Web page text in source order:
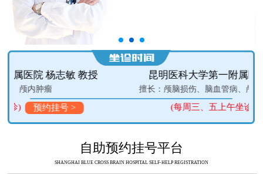
昆明医科大学第一附属医院 李向新 主任医师
擅长：颅脑损伤、脑血管病、颅内肿瘤的微创外科手术治疗
(每周三、五上午坐诊) 预约挂号 >
自助预约挂号平台
SHANGHAI BLUE CROSS BRAIN HOSPITAL SELF-HELP REGISTRATION